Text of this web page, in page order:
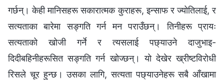
गर्छन्। केही मानिसहरू सकारात्मक कुराहरू, इन्साफ र ज्योतिलाई, र
सत्यताका बारेमा सङ्गति गर्न मन पराउँछन्। तिनीहरू प्रायः
सत्यताको खोजी गर्ने र त्यसलाई पछ्याउने दाजुभाइ-
दिदीबहिनीहरूसित सङ्गति गर्न खोज्छन्। यो देखेर ख्रीष्टविरोधी
रिसले चूर हुन्छ। उसका लागि, सत्यता पछ्याउनेहरू सबै आँखामा